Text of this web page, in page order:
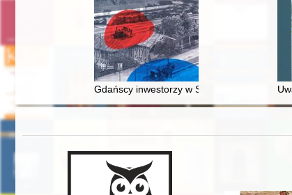
Gdańscy inwestorzy w Sopocie : prestiż